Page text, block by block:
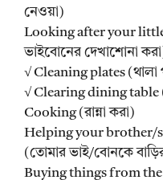
নেওয়া)
Looking after your
ভাইবোনের দেখাশোনা
√ Cleaning plates (থালা
√ Clearing dining table
Cooking (রান্না করা)
Helping your brother/
(তোমার ভাই/বোনকে
Buying things from the